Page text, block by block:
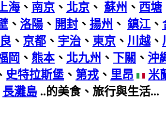
海、 南京 、 北京 、 蘇州 、 西塘
、 洛陽 、 開封 、 揚州 、 鎮江 、
、 京都 、 宇治 、 東京 、 川越 、
岡 、 熊本、 北九州 、 下關 、 沖
史特拉斯堡 、 第戎 、 里昂 米
長灘島 ..的美食、旅行與生活...